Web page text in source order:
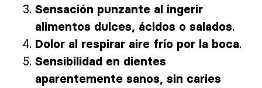
Sensación punzante al ingerir
alimentos dulces, ácidos o salados.
Dolor al respirar aire frío por la boca.
Sensibilidad en dientes
aparentemente sanos, sin caries